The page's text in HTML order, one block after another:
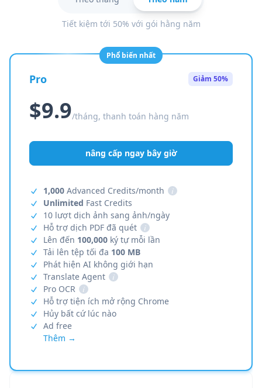
Tiết kiệm tới 50% với gói hằng năm
Phổ biến nhất
Pro Giảm 50%
$9.9/tháng, thanh toán hàng năm
nâng cấp ngay bây giờ
1,000 Advanced Credits/month
i
Unlimited Fast Credits
10 lượt dịch ảnh sang ảnh/ngày
Hỗ trợ dịch PDF đã quét
i
Lên đến 100,000 ký tự mỗi lần
Tải lên tệp tối đa 100 MB
Phát hiện AI không giới hạn
Translate Agent
i
Pro OCR
i
Hỗ trợ tiện ích mở rộng Chrome
Hủy bất cứ lúc nào
Ad free
Thêm →